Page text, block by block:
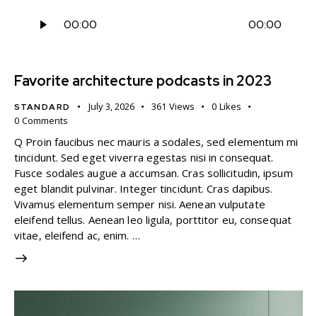
Player
00:00 00:00
Favorite architecture podcasts in 2023
STANDARD July 3, 2026 361 Views 0 Likes
0 Comments
Q Proin faucibus nec mauris a sodales, sed elementum mi
tincidunt. Sed eget viverra egestas nisi in consequat.
Fusce sodales augue a accumsan. Cras sollicitudin, ipsum
eget blandit pulvinar. Integer tincidunt. Cras dapibus.
Vivamus elementum semper nisi. Aenean vulputate
eleifend tellus. Aenean leo ligula, porttitor eu, consequat
vitae, eleifend ac, enim. …